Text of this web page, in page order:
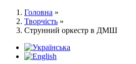
Головна »
Творчість »
Струнний оркестр в ДМШ